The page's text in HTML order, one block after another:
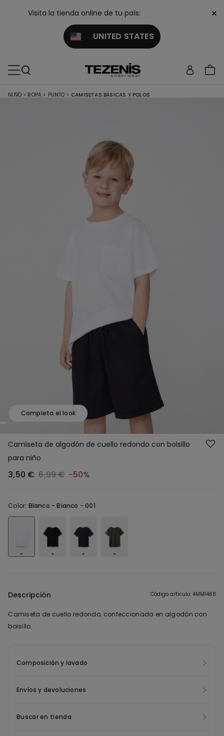
Visita la tienda online de tu país:
UNITED STATES
×
NIÑO > ROPA > PUNTO > CAMISETAS BÁSICAS Y POLOS
Completa el look
Camiseta de algodón de cuello redondo con bolsillo
para niño
3,50 € 6,99 € -50%
Color: Blanco -Bianco - 001
Descripción Código artículo: 4MM1468
Camiseta de cuello redondo, confeccionada en algodón con
bolsillo.
Composición y lavado
Envíos y devoluciones
Buscar en tienda